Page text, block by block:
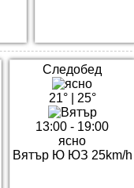
Следобед
21°| 25°
13:00 - 19:00
ясно
Вятър Ю ЮЗ 25km/h